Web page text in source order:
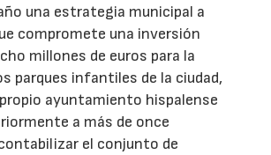
una estrategia municipal a
compromete una inversión
millones de euros para la
parques infantiles de la ciudad,
ayuntamiento hispalense
a más de once
el conjunto de